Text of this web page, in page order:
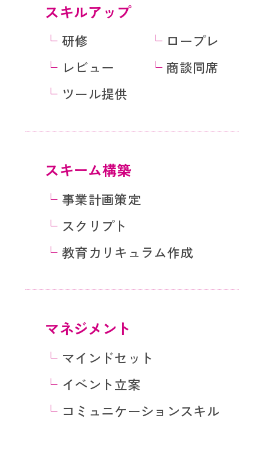
スキルアップ
└研修 └ ロープレ
└ レビュー └ 商談同席
└ ツール提供
スキーム構築
└ 事業計画策定
└ スクリプト
└教育カリキュラム作成
マネジメント
└ マインドセット
└ イベント立案
└ コミュニケーションスキル